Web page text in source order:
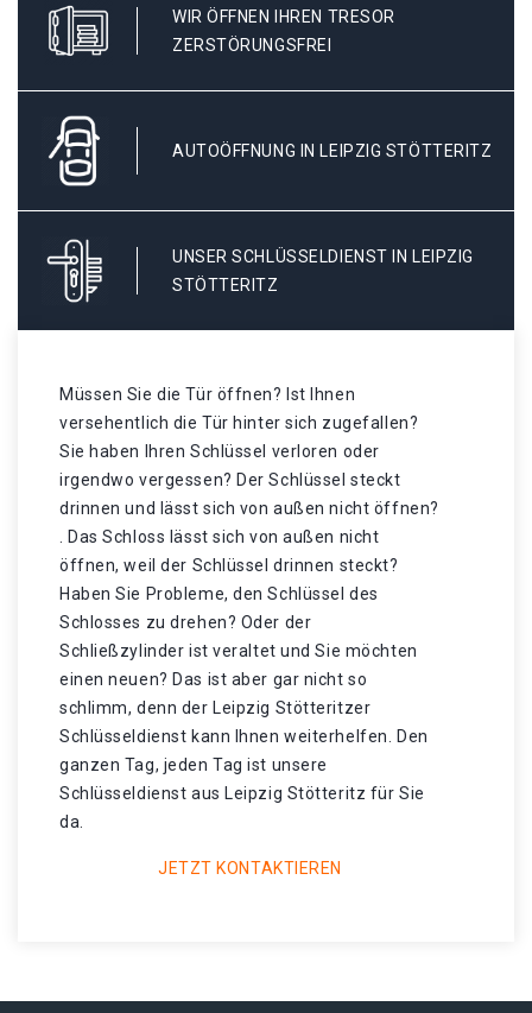
WIR ÖFFNEN IHREN TRESOR
ZERSTÖRUNGSFREI
AUTOÖFFNUNG IN LEIPZIG STÖTTERITZ
UNSER SCHLÜSSELDIENST IN LEIPZIG
STÖTTERITZ
Müssen Sie die Tür öffnen? Ist Ihnen
versehentlich die Tür hinter sich zugefallen?
Sie haben Ihren Schlüssel verloren oder
irgendwo vergessen? Der Schlüssel steckt
drinnen und lässt sich von außen nicht öffnen?
. Das Schloss lässt sich von außen nicht
öffnen, weil der Schlüssel drinnen steckt?
Haben Sie Probleme, den Schlüssel des
Schlosses zu drehen? Oder der
Schließzylinder ist veraltet und Sie möchten
einen neuen? Das ist aber gar nicht so
schlimm, denn der Leipzig Stötteritzer
Schlüsseldienst kann Ihnen weiterhelfen. Den
ganzen Tag, jeden Tag ist unsere
Schlüsseldienst aus Leipzig Stötteritz für Sie
da.
JETZT KONTAKTIEREN